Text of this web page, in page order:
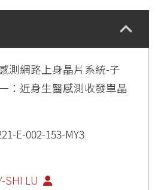
Details
測網路上身晶片系統-子
：近身生醫感測收發單晶
E-002-153-MY3
SHI LU